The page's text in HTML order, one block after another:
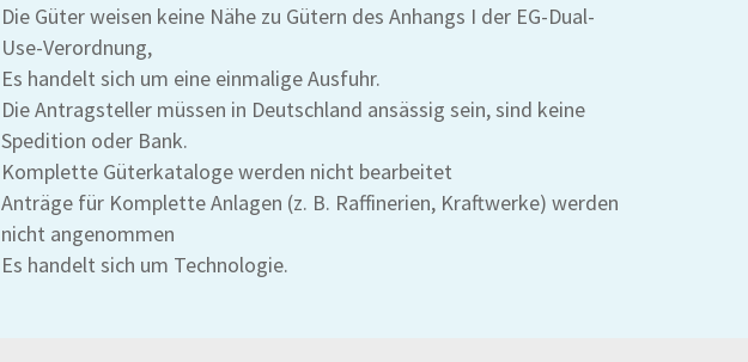
Die Güter weisen keine Nähe zu Gütern des Anhangs I der EG-Dual-
Use-Verordnung,
Es handelt sich um eine einmalige Ausfuhr.
Die Antragsteller müssen in Deutschland ansässig sein, sind keine
Spedition oder Bank.
Komplette Güterkataloge werden nicht bearbeitet
Anträge für Komplette Anlagen (z. B. Raffinerien, Kraftwerke) werden
nicht angenommen
Es handelt sich um Technologie.